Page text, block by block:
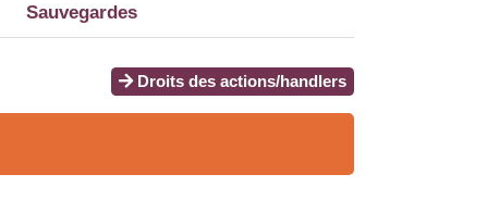
Sauvegardes
Droits des actions/handlers